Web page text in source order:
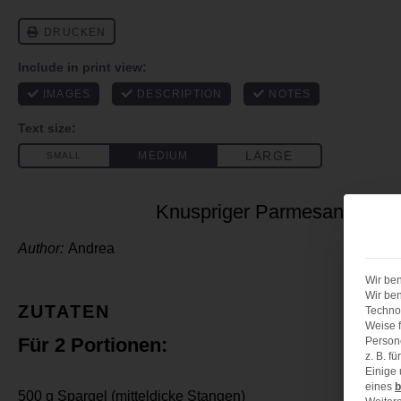
Knuspriger Parmesan
Author: Andrea
ZUTATEN
Für 2 Portionen:
500 g Spargel (mitteldicke Stangen)
Wir
Wir
Weise
z. B.
Einige
eines